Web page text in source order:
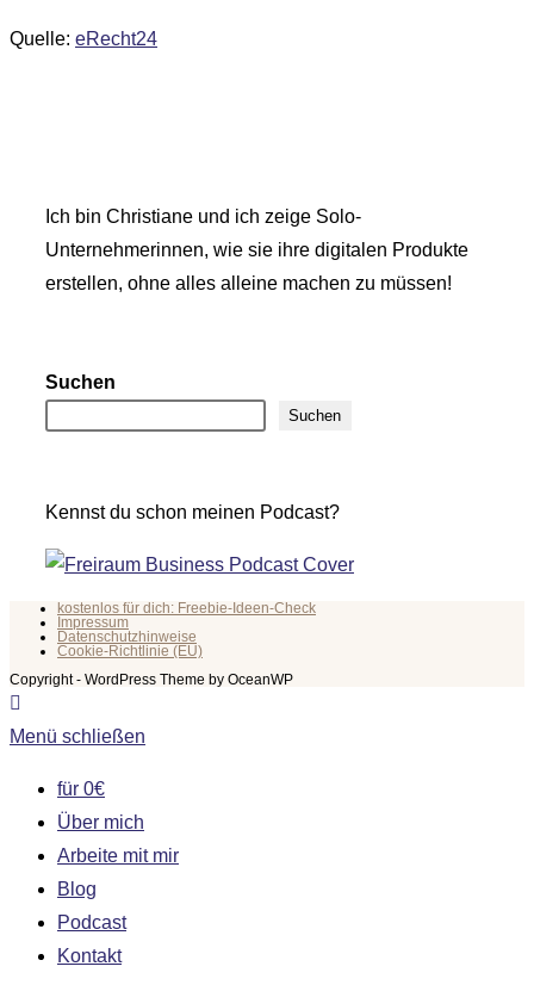
Quelle: eRecht24
Ich bin Christiane und ich zeige Solo-
Unternehmerinnen, wie sie ihre digitalen Produkte
erstellen, ohne alles alleine machen zu müssen!
Suchen
Suchen
Kennst du schon meinen Podcast?
kostenlos für dich: Freebie-Ideen-Check
Impressum
Datenschutzhinweise
Cookie-Richtlinie (EU)
Copyright - WordPress Theme by OceanWP
Menü schließen
für 0€
Über mich
Arbeite mit mir
Blog
Podcast
Kontakt